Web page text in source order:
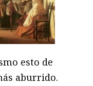
esto de
aburrido.